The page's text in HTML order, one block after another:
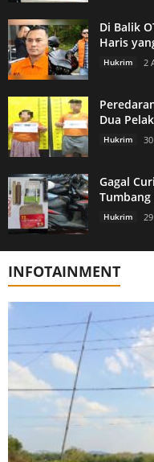
Di Balik
Haris
Hukrim 2
Dua
Hukrim
Gagal
Hukrim
INFOTAINMENT